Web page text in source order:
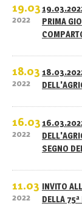
19.03
2022
PRIMA
18.03
2022
16.03
2022
SEGNO
11.03
2022
INVITO
DELLA